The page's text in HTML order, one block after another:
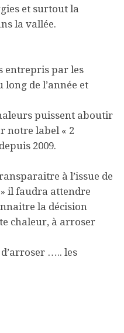
et surtout la
la vallée.
entrepris par les
de l’année et
puissent aboutir
notre label « 2
2009.
à l’issue de
il faudra attendre
la décision
chaleur, à arroser
….. les